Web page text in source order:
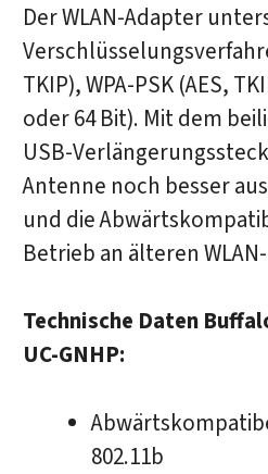
Der WLAN-Adapter
TKIP), WPA-PSK (AES,
oder 64 Bit). Mit dem
USB-
Antenne noch besser
und die
Betrieb an älteren
Technische Daten
UC-GNHP:
802.11b